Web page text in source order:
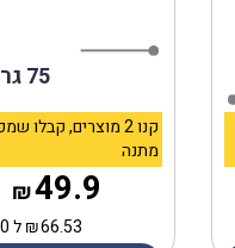
75 גרם
מתנה
49.9
₪
66.53
₪ל 100 גרם